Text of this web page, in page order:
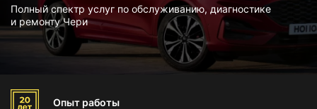
Полный спектр услуг по обслуживанию, диагностике
и ремонту Чери
Опыт работы